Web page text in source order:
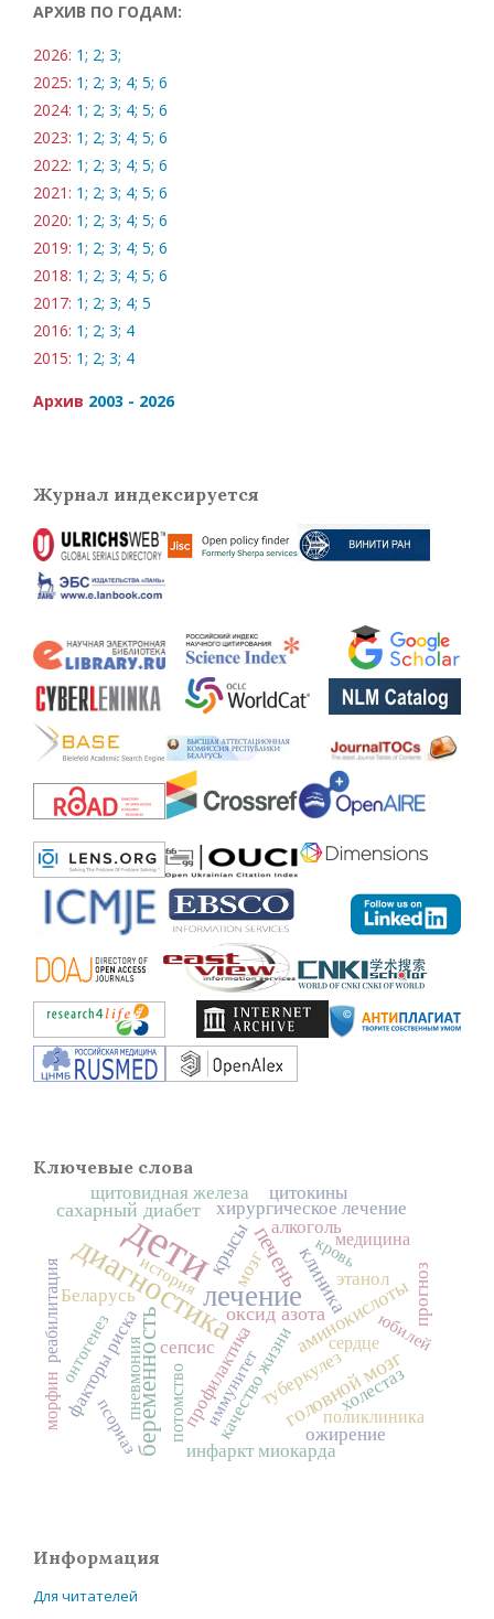
АРХИВ ПО ГОДАМ:
2026: 1; 2; 3;
2025: 1; 2; 3; 4; 5; 6
2024: 1; 2; 3; 4; 5; 6
2023: 1; 2; 3; 4; 5; 6
2022: 1; 2; 3; 4; 5; 6
2021: 1; 2; 3; 4; 5; 6
2020: 1; 2; 3; 4; 5; 6
2019: 1; 2; 3; 4; 5; 6
2018: 1; 2; 3; 4; 5; 6
2017: 1; 2; 3; 4; 5
2016: 1; 2; 3; 4
2015: 1; 2; 3; 4
Архив 2003 - 2026
Журнал индексируется
Ключевые слова
дети
диагностикалечение
беременность
печень
головной мозг
крысы
сахарный диабет
оксид азотааминокислоты
клиника
качество жизни
профилактикатуберкулез
хирургическое лечение
холестаз
алкоголь
этанол
цитокины
инфаркт миокарда
сепсис
Беларусь
факторы риска
щитовидная железа
прогноз
мозг
ожирение
потомство
юбилей
поликлиника
реабилитация
кровьмедицина
история
псориаз
онтогенез
морфин
сердце
иммунитет
пневмония
Информация
Для читателей